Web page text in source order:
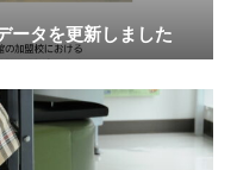
ータを更新しました